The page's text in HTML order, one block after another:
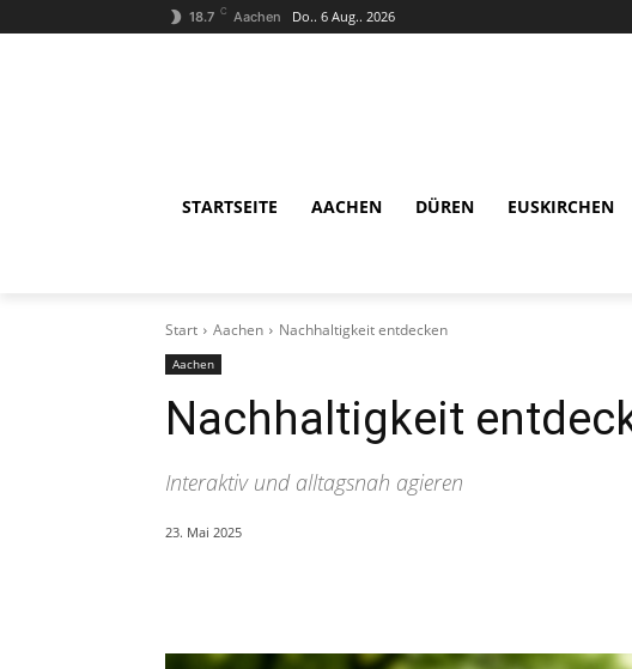
18.7 C Aachen Do.. 6 Aug.. 2026
STARTSEITE AACHEN DÜREN EUSKIRCHEN
Start Aachen Nachhaltigkeit entdecken
Aachen
Nachhaltigkeit
Interaktiv und alltagsnah agieren
23. Mai 2025